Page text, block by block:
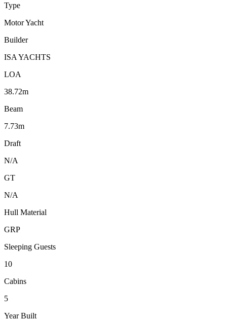
Type
Motor Yacht
Builder
ISA YACHTS
LOA
38.72m
Beam
7.73m
Draft
N/A
GT
N/A
Hull Material
GRP
Sleeping Guests
10
Cabins
5
Year Built